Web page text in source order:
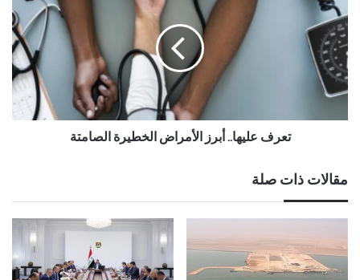
تعرف عليها.. أبرز الأمراض الخطيرة الصامتة
مقالات ذات صلة